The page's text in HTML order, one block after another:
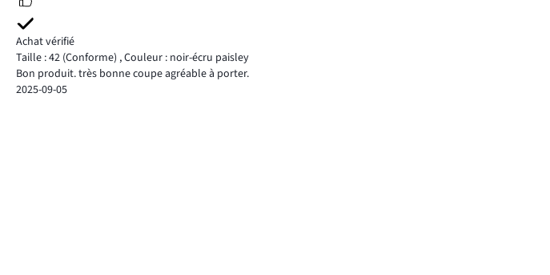
Achat vérifié
Taille : 42 (Conforme) ,Couleur : noir-écru paisley
Bon produit. très bonne coupe agréable à porter.
2025-09-05